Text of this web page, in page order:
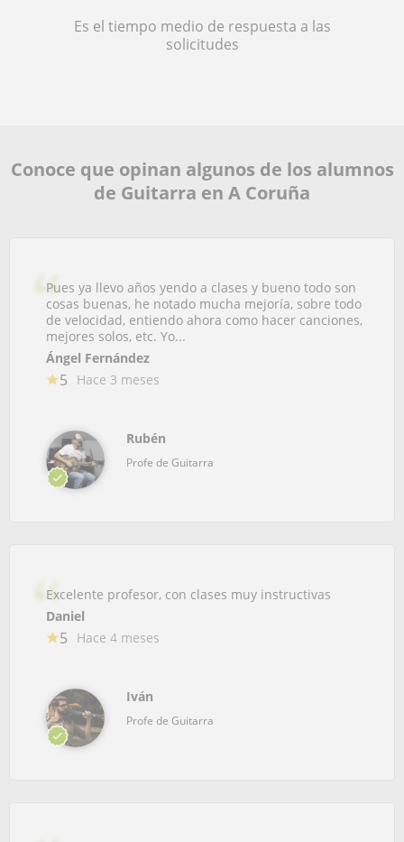
Es el tiempo medio de respuesta a las
solicitudes
Conoce que opinan algunos de los alumnos
de Guitarra en A Coruña
Pues ya llevo años yendo a clases y bueno todo son
cosas buenas, he notado mucha mejoría, sobre todo
de velocidad, entiendo ahora como hacer canciones,
mejores solos, etc. Yo...
Ángel Fernández
5 Hace 3 meses
Rubén
Profe de Guitarra
Excelente profesor, con clases muy instructivas
Daniel
5 Hace 4 meses
Iván
Profe de Guitarra